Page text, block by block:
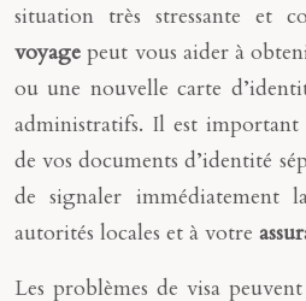
situation très stressante et
voyagepeut vous aider à
ou une nouvelle carte
administratifs. Il est important
de vos documents d’identité
de signaler
autorités locales et à votre
Les problèmes de visa